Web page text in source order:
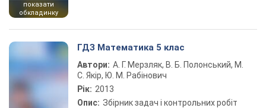
показати
обкладинку
ГДЗ Математика 5 клас
Автори: А. Г. Мерзляк, В. Б. Полонський, М.
С. Якір, Ю. М. Рабінович
Рік: 2013
Опис: Збірник задач і контрольних робіт